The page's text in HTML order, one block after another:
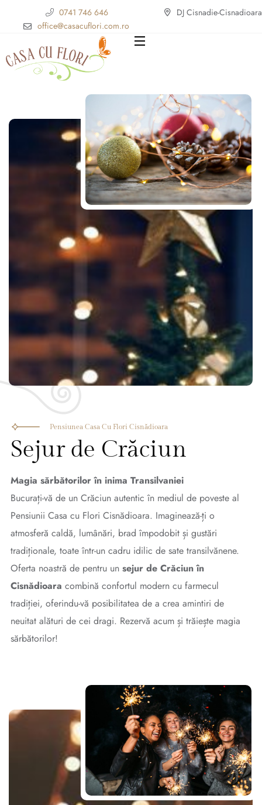
0741 746 646
office@casacuflori.com.ro
DJ Cisnadie-
Pensiunea Casa Cu Flori Cisnădioara
Sejur de Crăciun
Magia sărbătorilor în inima Transilvaniei
Bucurați-vă de un Crăciun autentic în mediul de poveste al
Pensiunii Casa cu Flori Cisnădioara. Imaginează-ți o
atmosferă caldă, lumânări, brad împodobit și gustări
tradiționale, toate într-un cadru idilic de sate transilvănene.
Oferta noastră de pentru un sejur de Crăciun în
Cisnădioara combină confortul modern cu farmecul
tradiției, oferindu-vă posibilitatea de a crea amintiri de
neuitat alături de cei dragi. Rezervă acum și trăiește magia
sărbătorilor!